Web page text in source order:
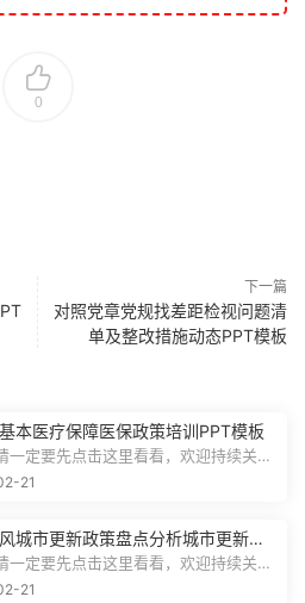
0
下一篇
对照党章党规找差距检视问题清
单及整改措施动态PPT模板
本医疗保障医保政策培训PPT模板
一定要先点击这里看看，欢迎持续关
板每天推送预览结束，一共2...
21
城市更新政策盘点分析城市更新宣
一定要先点击这里看看，欢迎持续关
板每天推送预览结束，一共1...
21